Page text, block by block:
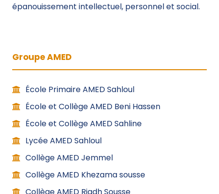
épanouissement intellectuel, personnel et social.
Groupe AMED
École Primaire AMED Sahloul
École et Collège AMED Beni Hassen
École et Collège AMED Sahline
Lycée AMED Sahloul
Collège AMED Jemmel
Collège AMED Khezama sousse